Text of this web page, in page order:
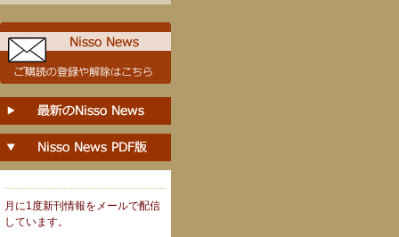
月に1度新刊情報をメールで配信
しています。